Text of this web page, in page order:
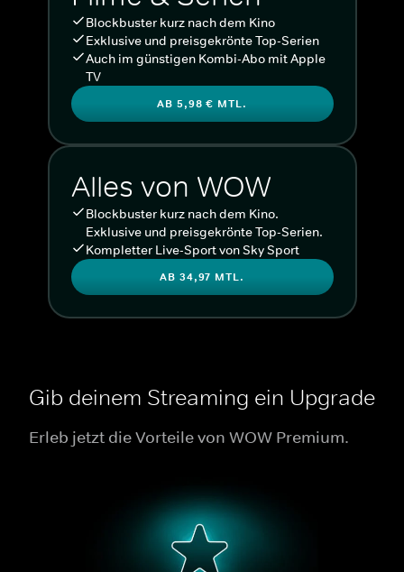
Blockbuster kurz nach dem Kino
Exklusive und preisgekrönte Top-Serien
Auch im günstigen Kombi-Abo mit Apple
TV
AB 5,98 € MTL.
Alles von WOW
Blockbuster kurz nach dem Kino.
Exklusive und preisgekrönte Top-Serien.
Kompletter Live-Sport von Sky Sport
AB 34,97 MTL.
Gib deinem Streaming ein Upgrade
Erleb jetzt die Vorteile von WOW Premium.